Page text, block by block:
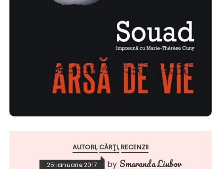
AUTORI CĂRŢI RECENZII
25 ianuarie 2017 by Smaranda Liubov